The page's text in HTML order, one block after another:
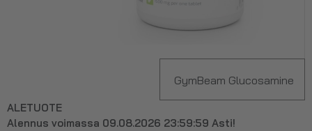
GymBeam Glucosamine
Sulphate, 120 kaps.
ALETUOTE
Alennus voimassa 09.08.2026 23:59:59 Asti!